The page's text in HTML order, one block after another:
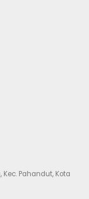
Kec. Pahandut, Kota